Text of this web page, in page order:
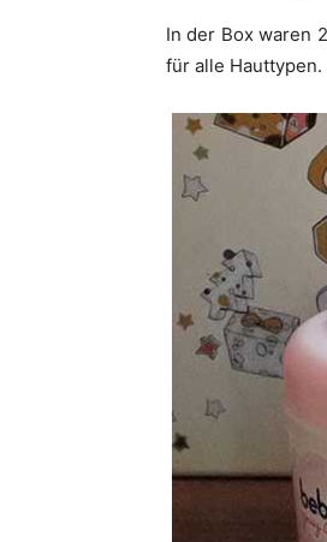
In der Box waren
für alle